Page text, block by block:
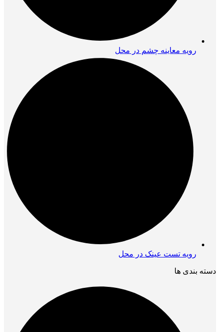
رویه معاینه چشم در محل
رویه تست عینک در محل
دسته بندی ها